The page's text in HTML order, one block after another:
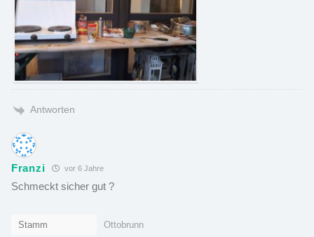
Antworten
Franzi vor 6 Jahre
Schmeckt sicher gut ?
Stamm Ottobrunn